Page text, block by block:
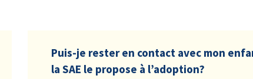
Puis-je rester en contact avec mon
la SAE le propose à l’adoption?